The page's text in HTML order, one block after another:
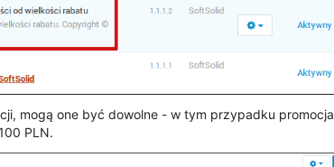
mogą one być dowolne - w tym przypadku promocja
PLN.